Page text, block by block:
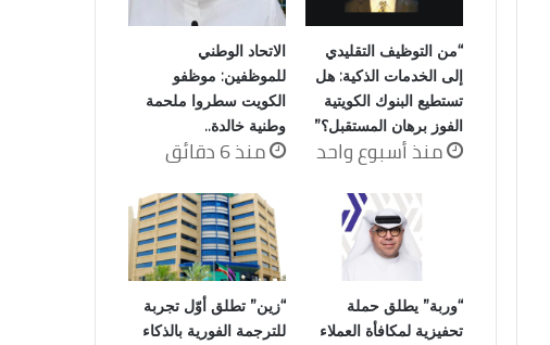
“من التوظيف التقليدي
إلى الخدمات الذكية: هل
تستطيع البنوك الكويتية
الفوز برهان المستقبل؟”
منذ أسبوع واحد
الاتحاد الوطني
للموظفين: موظفو
الكويت سطروا ملحمة
وطنية خالدة..
منذ 6 دقائق
“وربة” يطلق حملة
تحفيزية لمكافأة العملاء
“زين” تطلق أوّل تجربة
للترجمة الفورية بالذكاء